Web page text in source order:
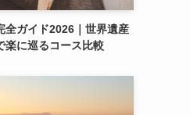
全ガイド2026｜世界遺産
楽に巡るコース比較